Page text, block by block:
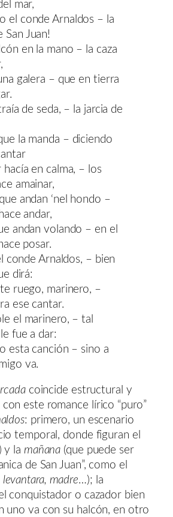
mar,
el conde Arnaldos – la
San Juan!
en la mano – la caza
galera – que en tierra
de seda, – la jarcia de
la manda – diciendo
hacía en calma, – los
amainar,
andan ‘nel hondo –
andar,
andan volando – en el
posar.
conde Arnaldos, – bien
dirá:
ruego, marinero, –
ese cantar.
el marinero, – tal
fue a dar:
esta canción – sino a
va.
coincide estructural y
este romance lírico “puro”
: primero, un escenario
temporal, donde figuran el
y la mañana (que puede ser
de San Juan”, como el
levantara, madre…); la
conquistador o cazador bien
uno va con su halcón, en otro